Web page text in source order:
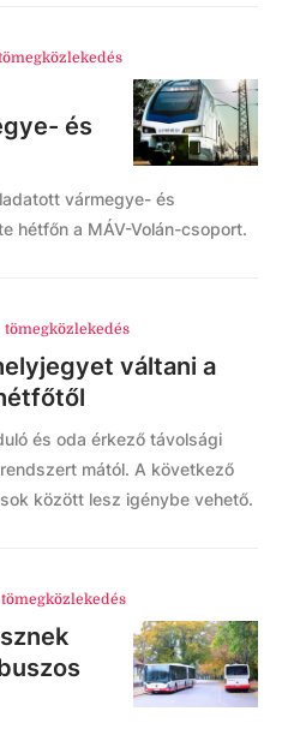
és
vármegye- és
hétfőn a MÁV-Volán-csoport.
tömegközlekedés
váltani a
és oda érkező távolsági
mától. A következő
között lesz igénybe vehető.
tömegközlekedés